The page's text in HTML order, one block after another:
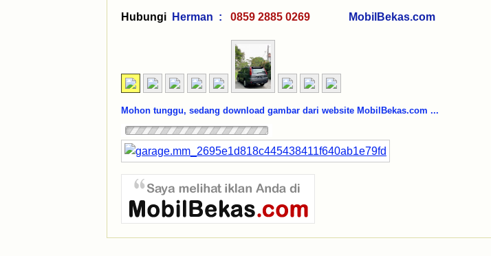
Hubungi Herman : 0859 2885 0269 MobilBekas.com
Mohon tunggu, sedang download gambar dari website MobilBekas.com ...